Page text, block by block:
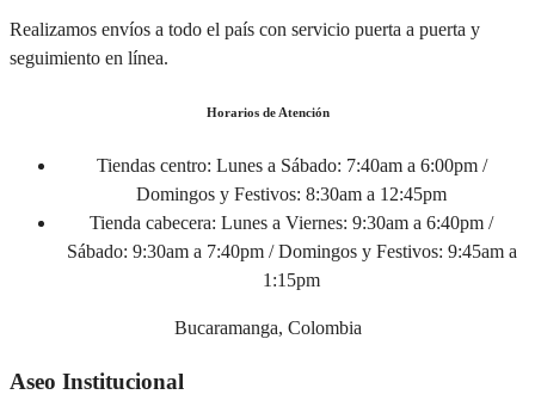
Realizamos envíos a todo el país con servicio puerta a puerta y
seguimiento en línea.
Horarios de Atención
Tiendas centro: Lunes a Sábado: 7:40am a 6:00pm /
Domingos y Festivos: 8:30am a 12:45pm
Tienda cabecera: Lunes a Viernes: 9:30am a 6:40pm /
Sábado: 9:30am a 7:40pm / Domingos y Festivos: 9:45am a
1:15pm
Bucaramanga, Colombia
Aseo Institucional